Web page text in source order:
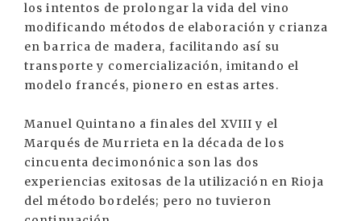
los intentos de prolongar la vida del vino
modificando métodos de elaboración y crianza
en barrica de madera, facilitando así su
transporte y comercialización, imitando el
modelo francés, pionero en estas artes.
Manuel Quintano a finales del XVIII y el
Marqués de Murrieta en la década de los
cincuenta decimonónica son las dos
experiencias exitosas de la utilización en Rioja
del método bordelés; pero no tuvieron